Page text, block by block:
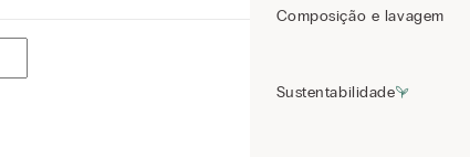
Composição e lavagem
Sustentabilidade